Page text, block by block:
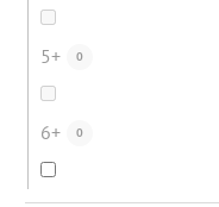
Mestské znečistenie
Starecké/pigmentové
Dehydrovaná pleť
5+ 0
6+ 0